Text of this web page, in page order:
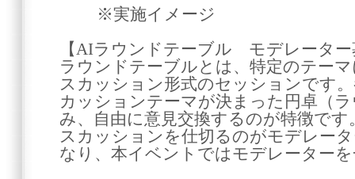
※実施イメージ
【AIラウンドテーブル モデレーター
ラウンドテーブルとは、特定のテー
スカッション形式のセッションです
カッションテーマが決まった円卓（
み、自由に意見交換するのが特徴で
スカッションを仕切るのがモデレー
なり、本イベントではモデレーター